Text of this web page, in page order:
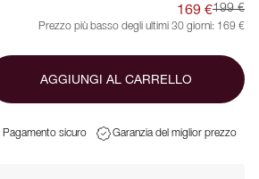
169 €199 €
Prezzo più basso degli ultimi 30 giorni: 169 €
AGGIUNGI AL CARRELLO
Pagamento sicuro Garanzia del miglior prezzo